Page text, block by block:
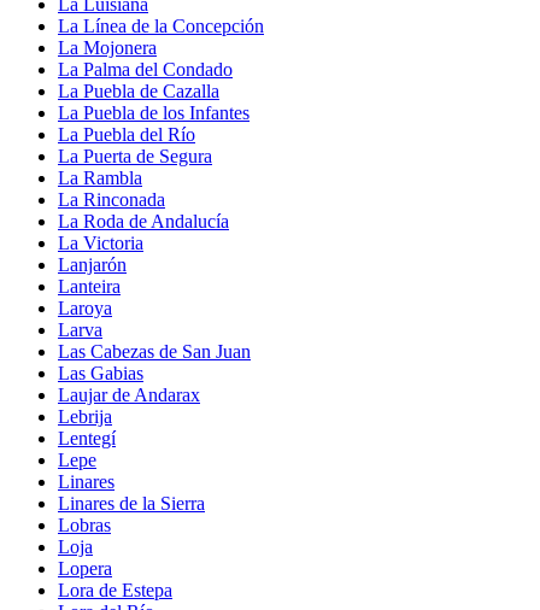
La Línea de la Concepción
La Mojonera
La Palma del Condado
La Puebla de Cazalla
La Puebla de los Infantes
La Puebla del Río
La Puerta de Segura
La Rambla
La Rinconada
La Roda de Andalucía
La Victoria
Lanjarón
Lanteira
Laroya
Larva
Las Cabezas de San Juan
Las Gabias
Laujar de Andarax
Lebrija
Lentegí
Lepe
Linares
Linares de la Sierra
Lobras
Loja
Lopera
Lora de Estepa